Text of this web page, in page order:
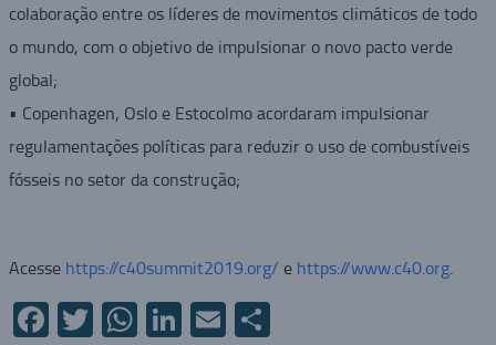
colaboração entre os líderes de movimentos climáticos de todo
o mundo, com o objetivo de impulsionar o novo pacto verde
global;
• Copenhagen, Oslo e Estocolmo acordaram impulsionar
regulamentações políticas para reduzir o uso de combustíveis
fósseis no setor da construção;
Acesse https://c40summit2019.org/ e https://www.c40.org.
Facebook
Twitter
WhatsApp
LinkedIn
EmailCompartilhar